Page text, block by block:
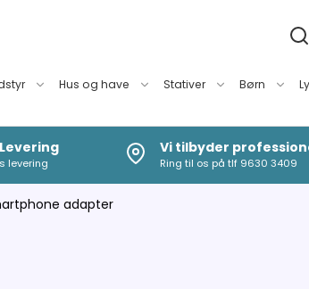
Hus og have Stativer Børn
levering
Vi tilbyder
Ring til os på tlf 9630 3409
adapter